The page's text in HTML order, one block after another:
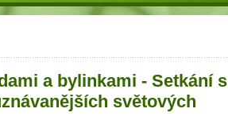
a bylinkami - Setkání s
světových